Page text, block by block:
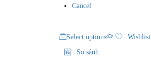
Cancel
Select options
Wishlist
So sánh